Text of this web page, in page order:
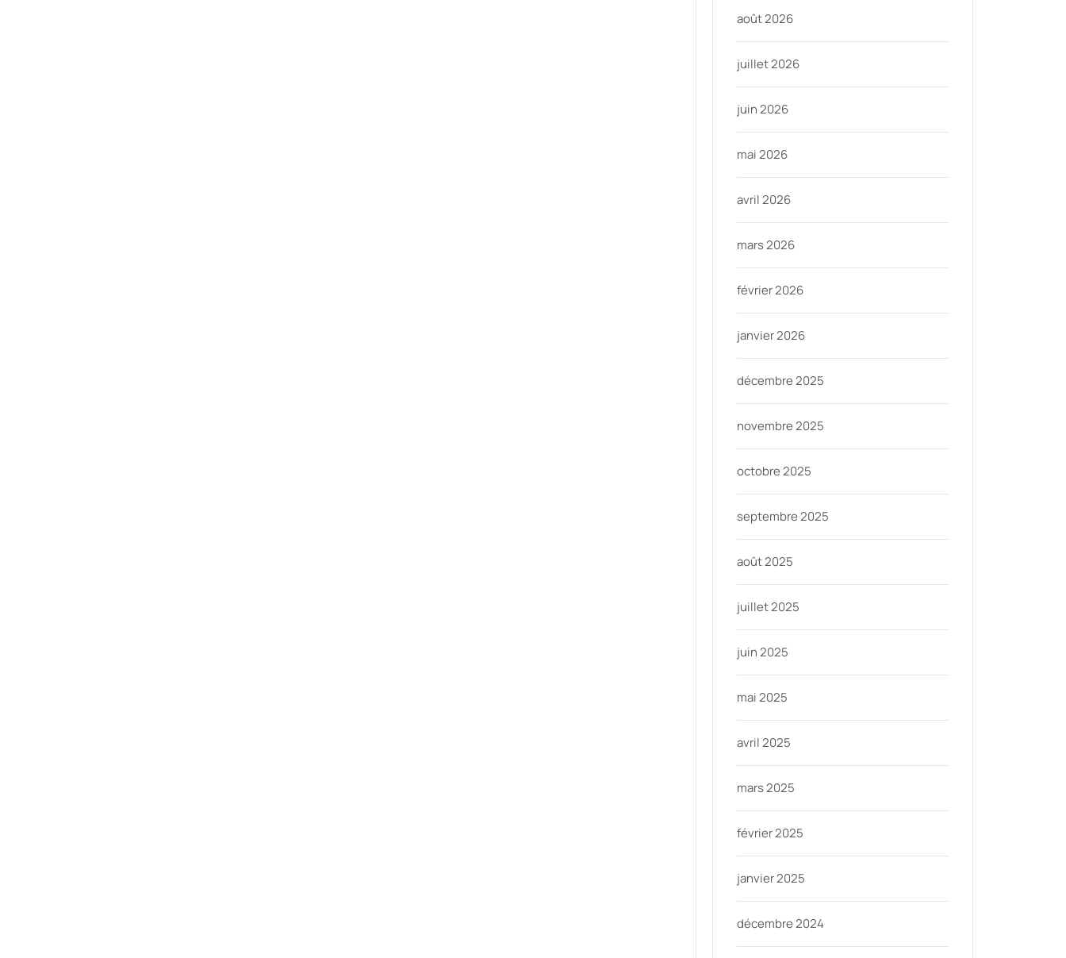
août 2026
juillet 2026
juin 2026
mai 2026
avril 2026
mars 2026
février 2026
janvier 2026
décembre 2025
novembre 2025
octobre 2025
septembre 2025
août 2025
juillet 2025
juin 2025
mai 2025
avril 2025
mars 2025
février 2025
janvier 2025
décembre 2024